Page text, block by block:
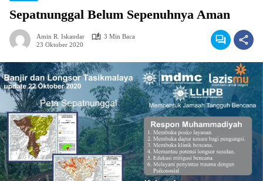
Sepatnunggal Belum Sepenuhnya Aman
Amin R. Iskandar
3 Min Baca
23 Oktober 2020